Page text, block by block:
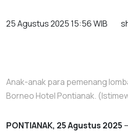
25 Agustus 2025 15:56 WIB
Anak-anak para pemenang
Borneo Hotel Pontianak.
PONTIANAK, 25 Agustus 2025